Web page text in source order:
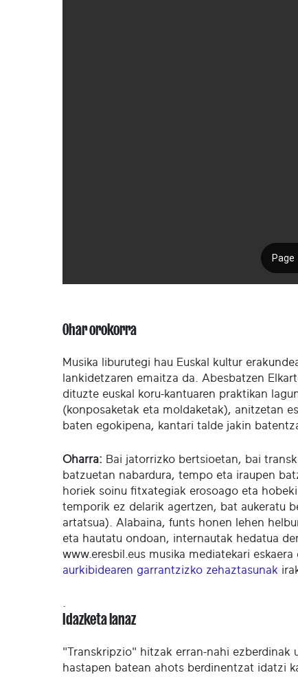
Ohar orokorra
Musika liburutegi hau Euskal kultur
lankidetzaren emaitza da. Abesbatzen
dituzte euskal koru-kantuaren praktikan
(konposaketak eta moldaketak), anitzetan
baten egokipena, kantari talde jakin
Oharra: Bai jatorrizko bertsioetan, bai
batzuetan nabardura, tempo eta iraupen
horiek soinu fitxategiak erosoago eta
temporik ez delarik agertzen, bat aukeratu
artatsua). Alabaina, funts honen lehen
eta hautatu ondoan, internautak hedatua
www.eresbil.eus musika mediatekari
aurkibidearen garrantzizko zehaztasunak
Idazketa lanaz
"Transkripzio" hitzak erran-nahi
hastapen batean ahots berdinentzat idatzi